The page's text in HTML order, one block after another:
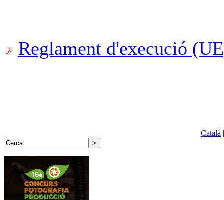
Reglament d'execució
Català